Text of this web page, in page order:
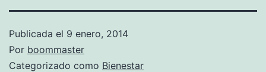
Publicada el 9 enero, 2014
Por boommaster
Categorizado como Bienestar